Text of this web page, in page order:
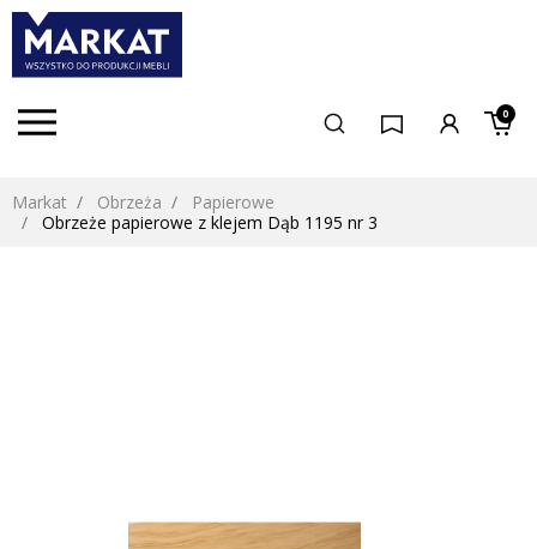
0
Markat Obrzeża
Papierowe
Obrzeże papierowe z klejem Dąb 1195 nr 3